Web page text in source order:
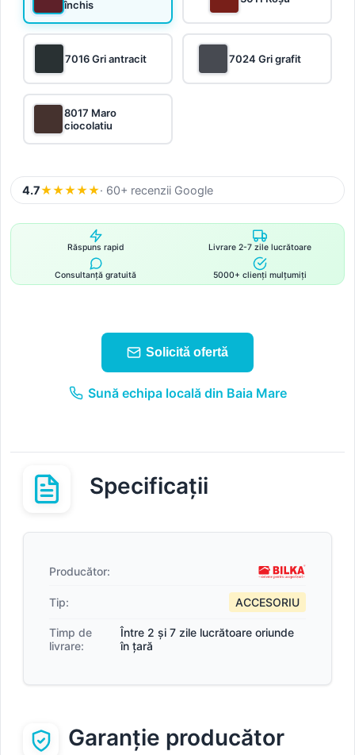
închis
7016 Gri antracit 7024 Gri grafit
8017 Maro
ciocolatiu
4.7★★★★★· 60+ recenzii Google
Răspuns rapid Livrare 2-7 zile lucrătoare
Consultanță gratuită 5000+ clienți mulțumiți
Solicită ofertă
Sună echipa locală din Baia Mare
Specificații
Producător:
Tip: ACCESORIU
Timp de
livrare:
Între 2 și 7 zile lucrătoare oriunde
în țară
Garanție producător